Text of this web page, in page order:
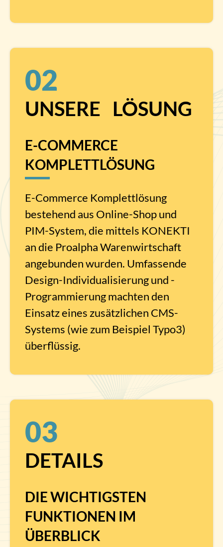
02
UNSERE LÖSUNG
E-COMMERCE
KOMPLETTLÖSUNG
E-Commerce Komplettlösung
bestehend aus Online-Shop und
PIM-System, die mittels KONEKTI
an die Proalpha Warenwirtschaft
angebunden wurden. Umfassende
Design-Individualisierung und -
Programmierung machten den
Einsatz eines zusätzlichen CMS-
Systems (wie zum Beispiel Typo3)
überflüssig.
03
DETAILS
DIE WICHTIGSTEN
FUNKTIONEN IM
ÜBERBLICK